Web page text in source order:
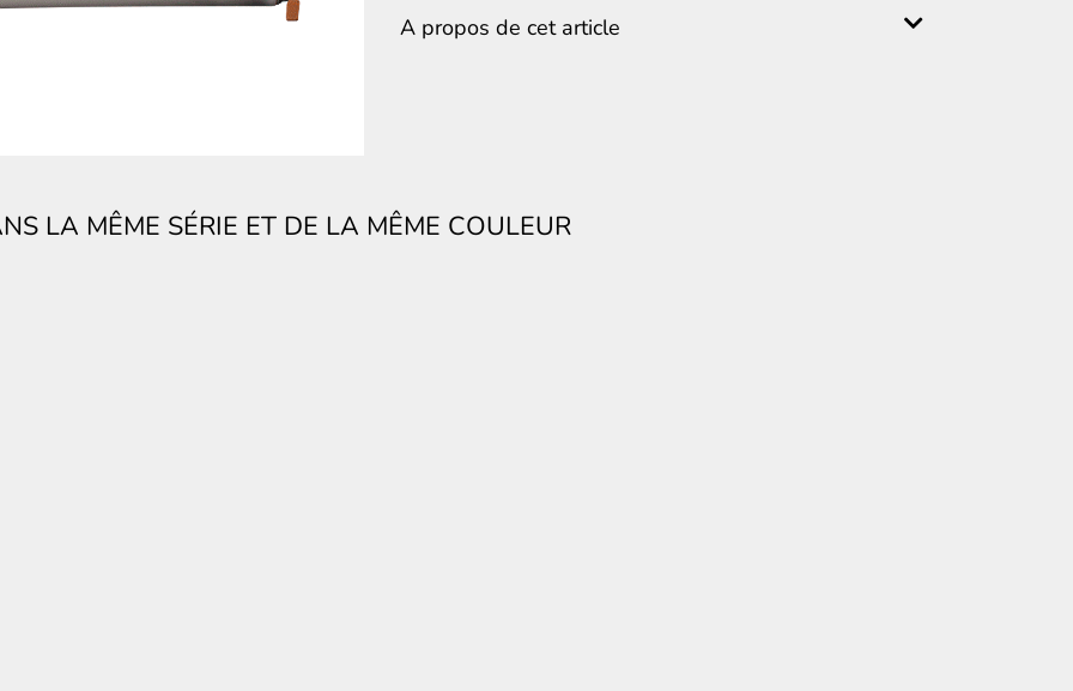
A propos de cet article
LA MÊME SÉRIE ET DE LA MÊME COULEUR